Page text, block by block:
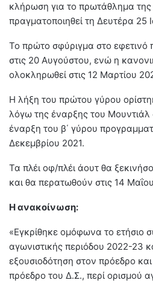
κλήρωση για το πρωτάθλημα
πραγματοποιηθεί τη Δευτέρα 25
Το πρώτο σφύριγμα στο
στις 20 Αυγούστου, ενώ η
ολοκληρωθεί στις 12 Μαρτίου
Η λήξη του πρώτου γύρου
λόγω της έναρξης του
έναρξη του β΄ γύρου
Δεκεμβρίου 2021.
Τα πλέι οφ/πλέι άουτ θα
και θα περατωθούν στις 14
Η ανακοίνωση:
«Εγκρίθηκε ομόφωνα το ετήσιο
αγωνιστικής περιόδου 2022-23
εξουσιοδότηση στον πρόεδρο
πρόεδρο του Δ.Σ., περί ορισμού